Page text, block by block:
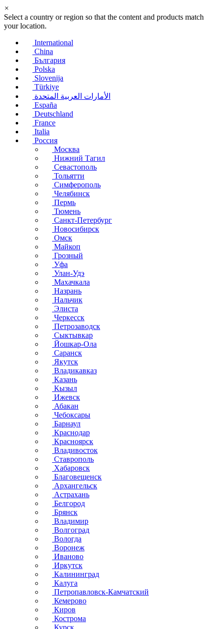
×
Select a country or region so that the content and products match
your location.
International
China
България
Polska
Slovenija
Türkiye
الأمارات العربية المتحدة
España
Deutschland
France
Italia
Россия
Москва
Нижний Тагил
Севастополь
Тольятти
Симферополь
Челябинск
Пермь
Тюмень
Санкт-Петербург
Новосибирск
Омск
Майкоп
Грозный
Уфа
Улан-Удэ
Махачкала
Назрань
Нальчик
Элиста
Черкесск
Петрозаводск
Сыктывкар
Йошкар-Ола
Саранск
Якутск
Владикавказ
Казань
Кызыл
Ижевск
Абакан
Чебоксары
Барнаул
Краснодар
Красноярск
Владивосток
Ставрополь
Хабаровск
Благовещенск
Архангельск
Астрахань
Белгород
Брянск
Владимир
Волгоград
Вологда
Воронеж
Иваново
Иркутск
Калининград
Калуга
Петропавловск-Камчатский
Кемерово
Киров
Кострома
Курск